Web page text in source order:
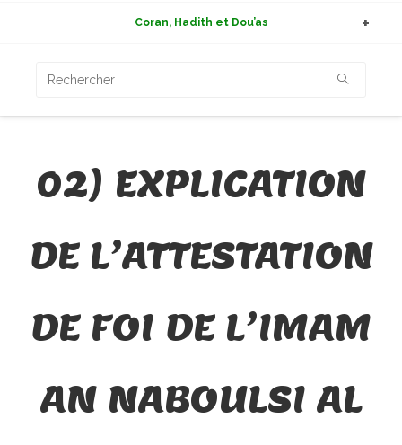
Coran, Hadith et Dou’as
02) EXPLICATION
DE L’ATTESTATION
DE FOI DE L’IMAM
AN NABOULSI AL